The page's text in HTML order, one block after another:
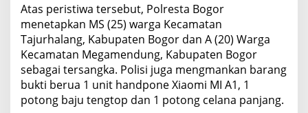
Atas peristiwa tersebut, Polresta Bogor
menetapkan MS (25) warga Kecamatan
Tajurhalang, Kabupaten Bogor dan A (20) Warga
Kecamatan Megamendung, Kabupaten Bogor
sebagai tersangka. Polisi juga mengmankan barang
bukti berua 1 unit handpone Xiaomi MI A1, 1
potong baju tengtop dan 1 potong celana panjang.